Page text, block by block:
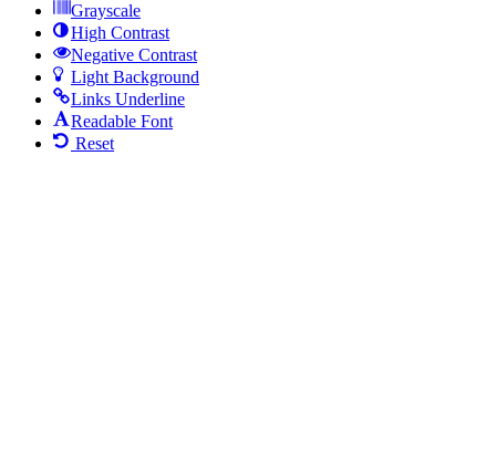
Grayscale
High Contrast
Negative Contrast
Light Background
Links Underline
Readable Font
Reset